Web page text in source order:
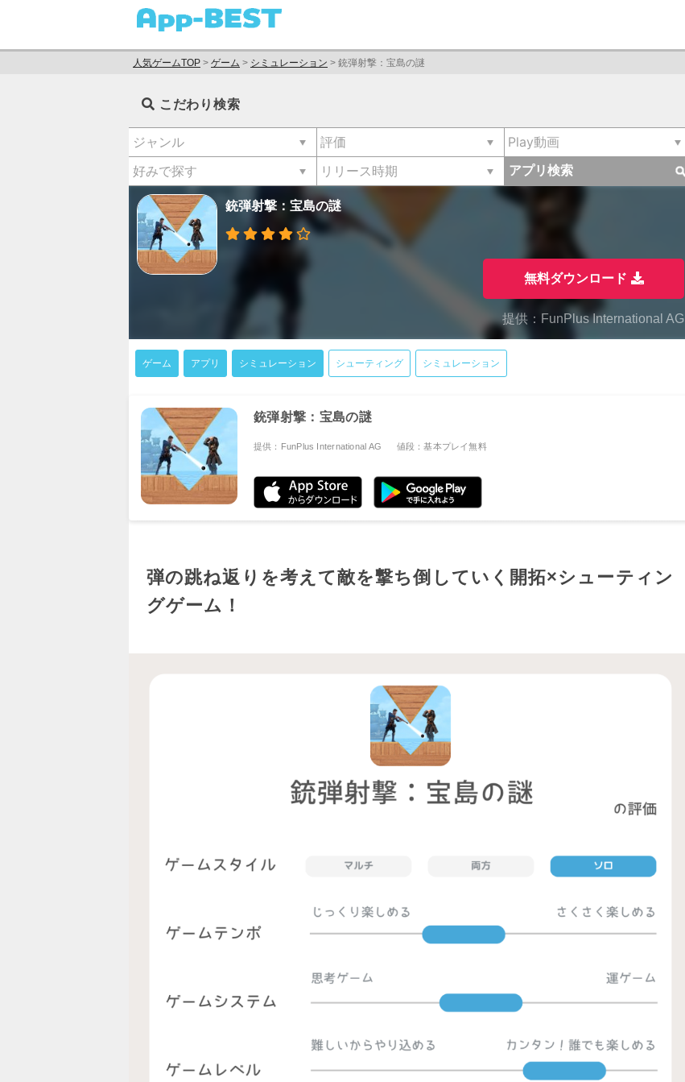
人気ゲームTOP > ゲーム > シミュレーション > 銃弾射撃：宝島の謎
こだわり検索
アプリ検索
銃弾射撃：宝島の謎
無料ダウンロード
提供：FunPlus International AG
ゲーム アプリ シミュレーション シューティング シミュレーション
銃弾射撃：宝島の謎
提供：FunPlus International AG 値段：基本プレイ無料
弾の跳ね返りを考えて敵を撃ち倒していく開拓×シューティン
グゲーム！